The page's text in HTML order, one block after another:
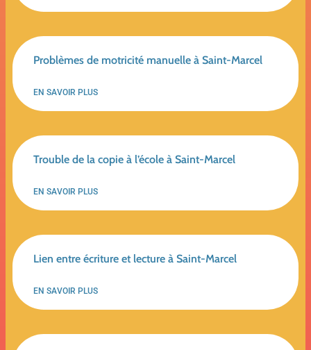
Problèmes de motricité manuelle à Saint-Marcel
EN SAVOIR PLUS
Trouble de la copie à l’école à Saint-Marcel
EN SAVOIR PLUS
Lien entre écriture et lecture à Saint-Marcel
EN SAVOIR PLUS